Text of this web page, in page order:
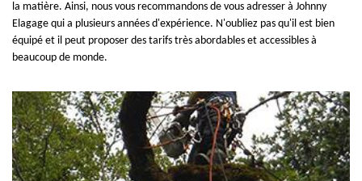
la matière. Ainsi, nous vous recommandons de vous adresser à Johnny
Elagage qui a plusieurs années d'expérience. N'oubliez pas qu'il est bien
équipé et il peut proposer des tarifs très abordables et accessibles à
beaucoup de monde.